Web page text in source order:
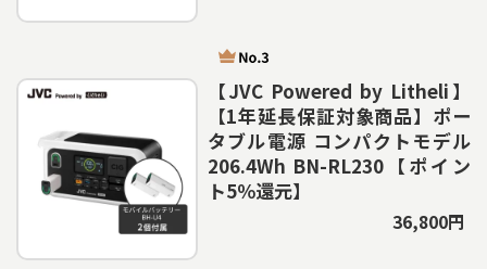
【JVC Powered by Litheli】
【1年延長保証対象商品】ポー
タブル電源 コンパクトモデル
206.4Wh BN-RL230【ポイン
ト5％還元】
36,800円